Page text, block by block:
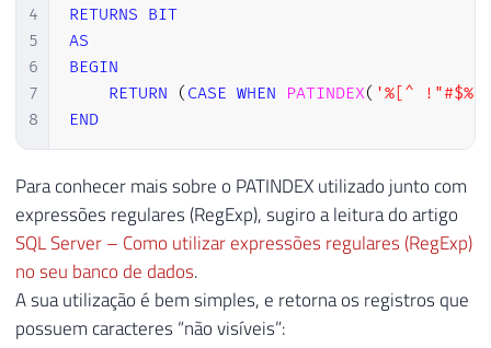
4
5
6
7
8
RETURNS BIT
AS
BEGIN
RETURN
( CASE WHEN PATINDEX( '%[^
END
Para conhecer mais sobre o PATINDEX utilizado junto com
expressões regulares (RegExp), sugiro a leitura do artigo
SQL Server – Como utilizar expressões regulares (RegExp)
no seu banco de dados.
A sua utilização é bem simples, e retorna os registros que
possuem caracteres “não visíveis”: